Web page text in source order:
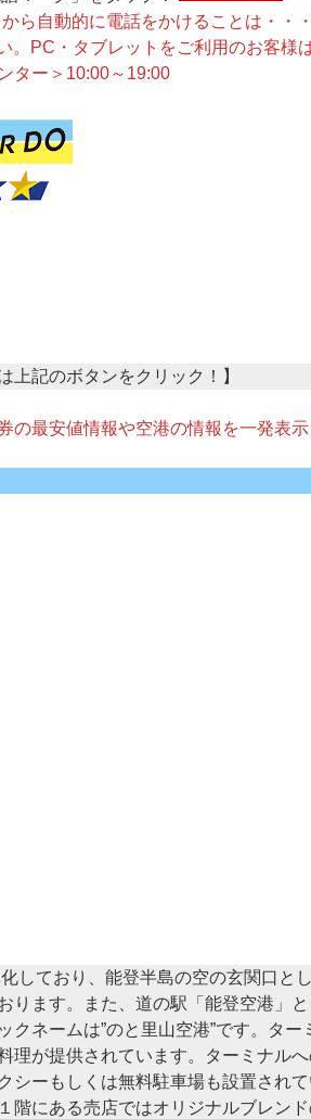
ら自動的に電話をかけることは・・
。PC・タブレットをご利用のお客様
ター＞10:00～19:00
上記のボタンをクリック！】
の最安値情報や空港の情報を一発表
しており、能登半島の空の玄関口と
ります。また、道の駅「能登空港」
ネームは”のと里山空港”です。ター
理が提供されています。ターミナル
シーもしくは無料駐車場も設置され
階にある売店ではオリジナルブレン